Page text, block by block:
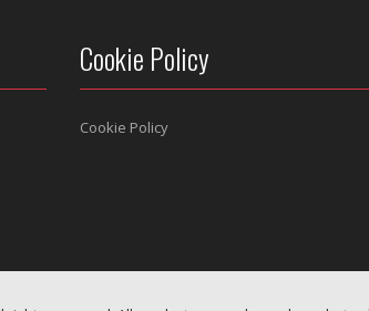
Cookie Policy
Cookie Policy